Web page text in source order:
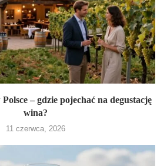
– gdzie pojechać na degustację
wina?
11 czerwca, 2026